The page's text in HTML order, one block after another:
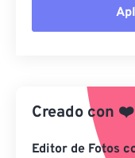
Aplicar
Guardar
Creado con ❤️
Editor de Fotos